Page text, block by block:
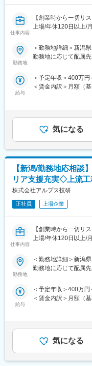
す。株式上場後は20
年以上、一度も社員
り、上流工程にも携
ェクトに携わること
立しており、専任の
ます。継続的な研修
ト、管理経営部門な
【長期就業のための
間/有給取得率74％/
手当(18歳まで月1万
得企業)/育児休暇から
仕事内容
【創業時から一切リ
上場/年休120日以上/
■業務内容：
ＩｏＴ技術を活用し
組み込みアプリケー
ます。メーカーによ
としており、堅実さ
際だけでなく、派遣
ため、結束力の高さ
職者も少ない長期就
■同社で働くメリット
【経営の安定】自己
れば健全)。さらに、
す。株式上場後は20
り、上流工程にも携
ェクトに携わること
【幅広いキャリアプ
立しており、専任の
向を考慮し、エンジ
ト、管理経営部門な
手当(18歳まで月1万
得企業)/育児休暇から
勤務地
＜勤務地詳細＞新潟
勤務地に応じて配属
給与
＜予定年収＞400万
＜賃金内訳＞月額（
円（28歳、役職なし
ャー補佐、経験8年
12年）賃金はあくま
る可能性があります
気になる
【新潟/勤務地応相談
リア支援充実◇上流
株式会社アルプス技研
正社員 上場企業
仕事内容
【創業時から一切リ
上場/年休120日以上/
＜業務概要＞
台に、構造・機構設
などを経験や希望に
＜業務詳細＞
最初に担当するのは
デルのチェックとい
パワートレイン、半
勤務地
＜勤務地詳細＞新潟
勤務地に応じて配属
給与
＜予定年収＞400万
＜賃金内訳＞月額（
円（28歳、役職なし
ャー補佐、経験8年
12年）賃金はあくま
る可能性があります
気になる